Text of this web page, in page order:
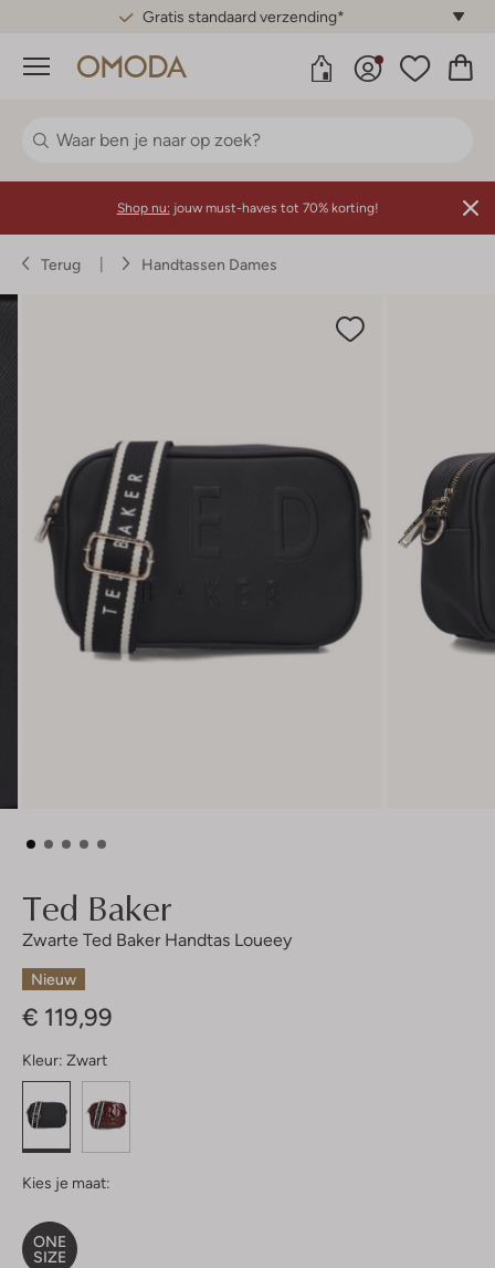
Gratis standaard verzending*
Menu
Shop nu: jouw must-haves tot 70% korting!
Terug Handtassen Dames
Ted Baker
Zwarte Ted Baker Handtas Loueey
Nieuw
€ 119,99
Kleur: Zwart
Kies je maat:
ONE
SIZE